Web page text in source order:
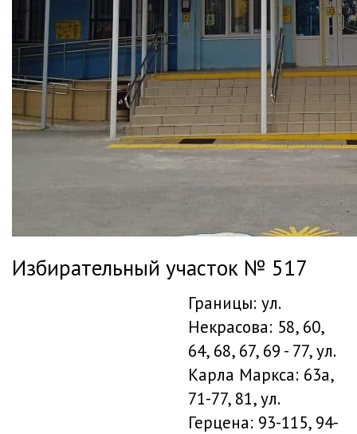
Избирательный участок № 517
Границы: ул.
Некрасова: 58, 60,
64, 68, 67, 69 - 77, ул.
Карла Маркса: 63а,
71-77, 81, ул.
Герцена: 93-115, 94-